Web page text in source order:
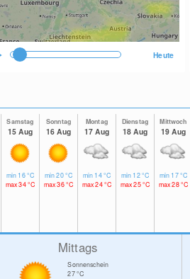
Heute
Samstag
15 Aug
min 16°C
max34°C
Sonntag
16 Aug
min20°C
max36°C
Montag
17 Aug
min 14°C
max24°C
Dienstag
18 Aug
min 12°C
max25°C
Mittwoch
19 Aug
min 17°C
max28°C
Mittags
Sonnenschein
27°C